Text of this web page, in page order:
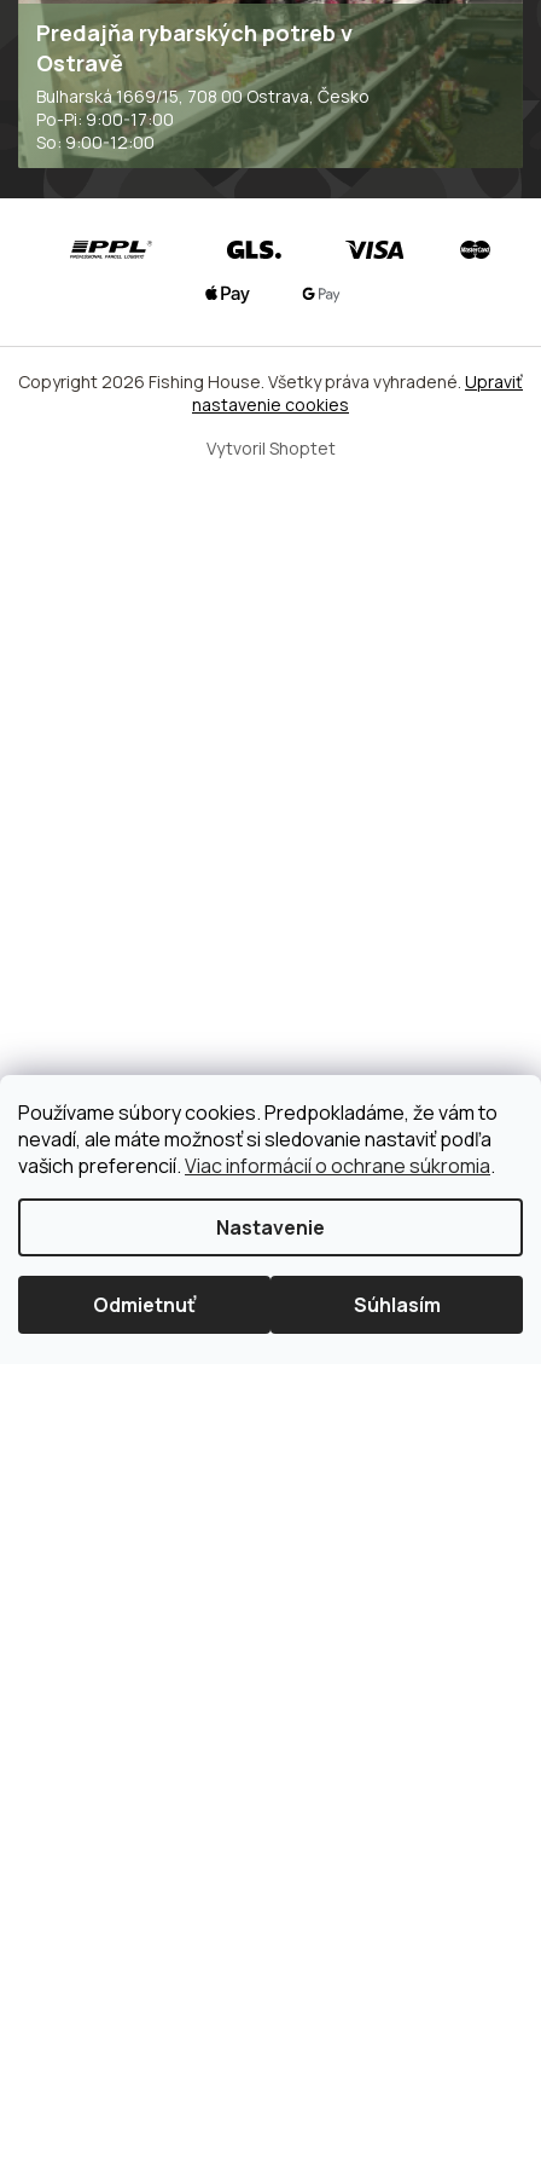
Používame súbory cookies. Predpokladáme, že vám to
nevadí, ale máte možnosť si sledovanie nastaviť podľa
vašich preferencií.Viac informácií o ochrane súkromia.
Nastavenie
Odmietnuť Súhlasím
Predajňa rybarských potreb v
Ostravě
Bulharská 1669/15, 708 00 Ostrava, Česko
Po-Pi: 9:00-17:00
So: 9:00-12:00
Vytvoril Shoptet
Copyright 2026 Fishing House. Všetky práva vyhradené. Upraviť
nastavenie cookies